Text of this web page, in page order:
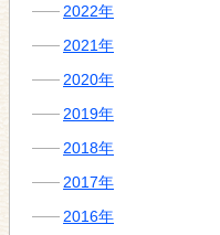
2022年
2021年
2020年
2019年
2018年
2017年
2016年